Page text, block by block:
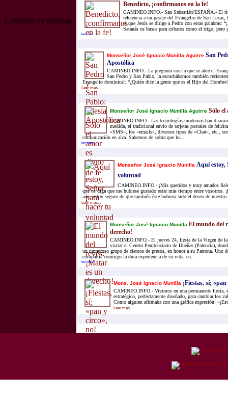
Contador en pruebas
Benedicto, ¡confírmanos en la fe!
CAMINEO.INFO.- San Sebastián/ESPAÑA.- El
referencia a un pasaje del Evangelio de San
el que Jesús se dirige a Pedro con estas palabras:
Satanás os busca para cribaros como el trigo; pero
leer mas...
Monseñor José Ignacio Munilla Aguirre San
Apostólica
CAMINEO.INFO.- La pregunta con la que se abre el
San Pedro y San Pablo, la escuchábamos también
Evangelio dominical: “¿Quién dice la gente que es el Hijo del
Leer mas...
Monseñor José Ignacio Munilla Aguirre Sólo
CAMINEO.INFO.- Las tecnologías modernas han
medida, el tradicional envío de tarjetas postales de
«SMS», los «emails», diversos tipos de «Chat», etc.,
comunicación en alza. Sabemos de sobra que lo...
leer mas...
Monseñor José Ignacio Munilla Aquí
voluntad
CAMINEO.INFO.- ¡Mis queridos y muy amados
que os diga que me hubiese gustado estar más tiempo entre vosotros.
aún, estoy seguro de que también éste hubiera sido el deseo de nuestro
Leer mas...
Monseñor José Ignacio Munilla El mundo del
derecho!
CAMINEO.INFO.- El jueves 24, fiesta de la Virgen de la
visitar el Centro Penitenciario de Dueñas (Palencia),
un numeroso grupo de cientos de presos, en honor a su Patrona. Uno
compartía conmigo la dura experiencia de su vida, en...
leer mas...
Mons. José Ignacio Munilla ¡Fiestas, sí;
CAMINEO.INFO.- Vivimos en una permanente fiesta,
estratégico, perfectamente diseñado, para cambiar los
Como alguien afirmaba con una gráfica expresión:
Leer mas...